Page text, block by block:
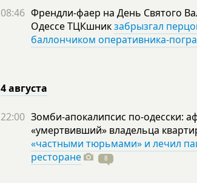
08:46 Френдли-фаер на День Святого
Одессе ТЦКшникзабрызгал
баллончиком оперативника-
4 августа
22:00 Зомби-апокалипсис по-одесски:
«умертвивший» владельца
«частными тюрьмами» и лечил
ресторане
8